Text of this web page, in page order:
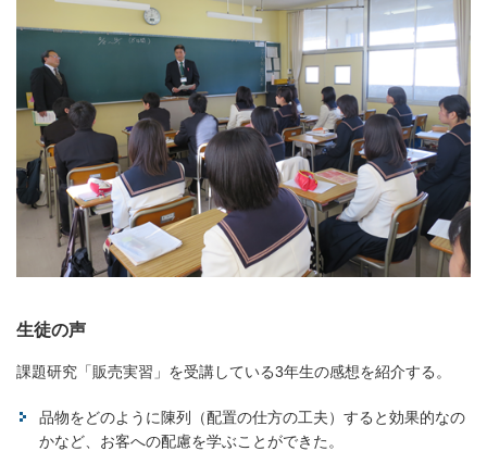
生徒の声
課題研究「販売実習」を受講している3年生の感想を紹介する。
品物をどのように陳列（配置の仕方の工夫）すると効果的なの
かなど、お客への配慮を学ぶことができた。